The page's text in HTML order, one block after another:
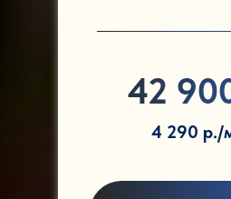
42
4 290 р./